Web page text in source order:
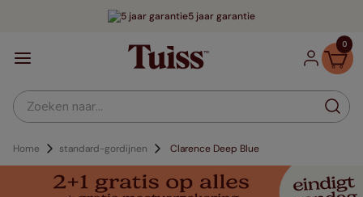
5 jaar garantie
0
Zoeken naar...
Home standard-gordijnen Clarence Deep Blue